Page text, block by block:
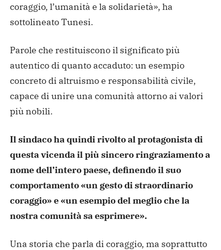
coraggio, l’umanità e la solidarietà», ha
sottolineato Tunesi.
Parole che restituiscono il significato più
autentico di quanto accaduto: un esempio
concreto di altruismo e responsabilità civile,
capace di unire una comunità attorno ai valori
più nobili.
Il sindaco ha quindi rivolto al protagonista di
questa vicenda il più sincero ringraziamento a
nome dell’intero paese, definendo il suo
comportamento «un gesto di straordinario
coraggio» e «un esempio del meglio che la
nostra comunità sa esprimere».
Una storia che parla di coraggio, ma soprattutto